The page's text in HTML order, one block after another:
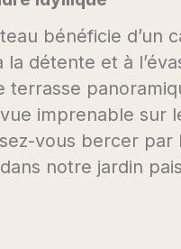
bénéficie d’un
détente et à
terrasse
imprenable sur
vous bercer par
notre jardin